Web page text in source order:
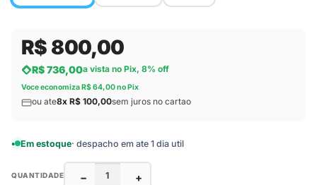
R$ 800,00
R$ 736,00a vista no Pix, 8% off
Voce economiza R$ 64,00 no Pix
ou ate8x R$ 100,00sem juros no cartao
Em estoque· despacho em ate 1 dia util
QUANTIDADE − +